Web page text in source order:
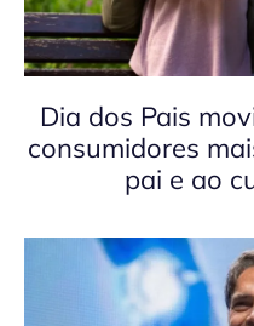
Dia dos Pais
consumidores
pai e ao